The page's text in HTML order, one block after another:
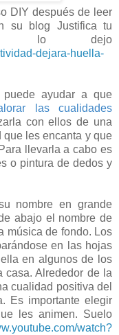
DIY después de leer
su blog Justifica tu
lo dejo
dejara-huella-
ayudar a que
las cualidades
con ellos de una
que les encanta y que
llevarla a cabo es
o pintura de dedos y
nombre en grande
abajo el nombre de
música de fondo. Los
en las hojas
en algunos de los
casa. Alrededor de la
cualidad positiva del
Es importante elegir
les animen. Suelo
watch?